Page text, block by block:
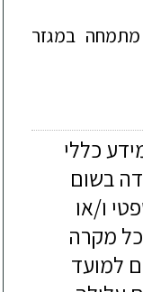
מתמחה במגזר
כללי
בשום
ו/או
מקרה
למועד